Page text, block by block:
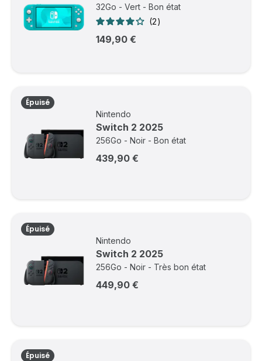
32Go - Vert - Bon état
2
149,90 €
Épuisé
Nintendo
Switch 2 2025
256Go - Noir - Bon état
439,90 €
Épuisé
Nintendo
Switch 2 2025
256Go - Noir - Très bon état
449,90 €
Épuisé